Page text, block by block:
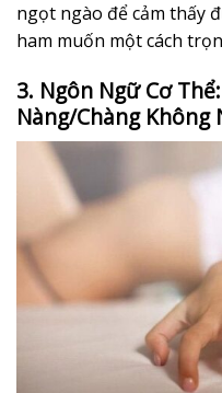
ngọt ngào để cảm thấy
ham muốn một cách
3. Ngôn Ngữ Cơ
Nàng/Chàng Không